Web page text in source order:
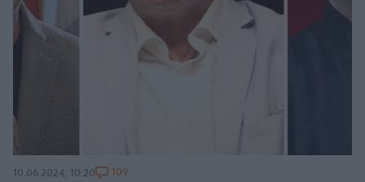
10.06.2024, 10:20 109